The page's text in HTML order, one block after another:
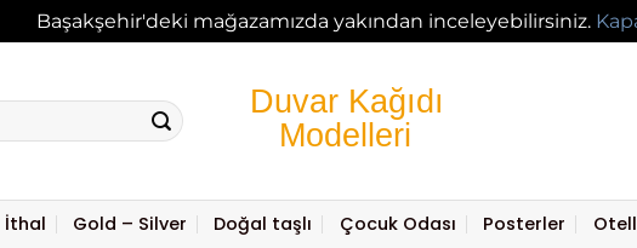
Başakşehir'deki mağazamızda yakından inceleyebilirsiniz.
İthal Gold – Silver Doğal taşlı Çocuk Odası Posterler